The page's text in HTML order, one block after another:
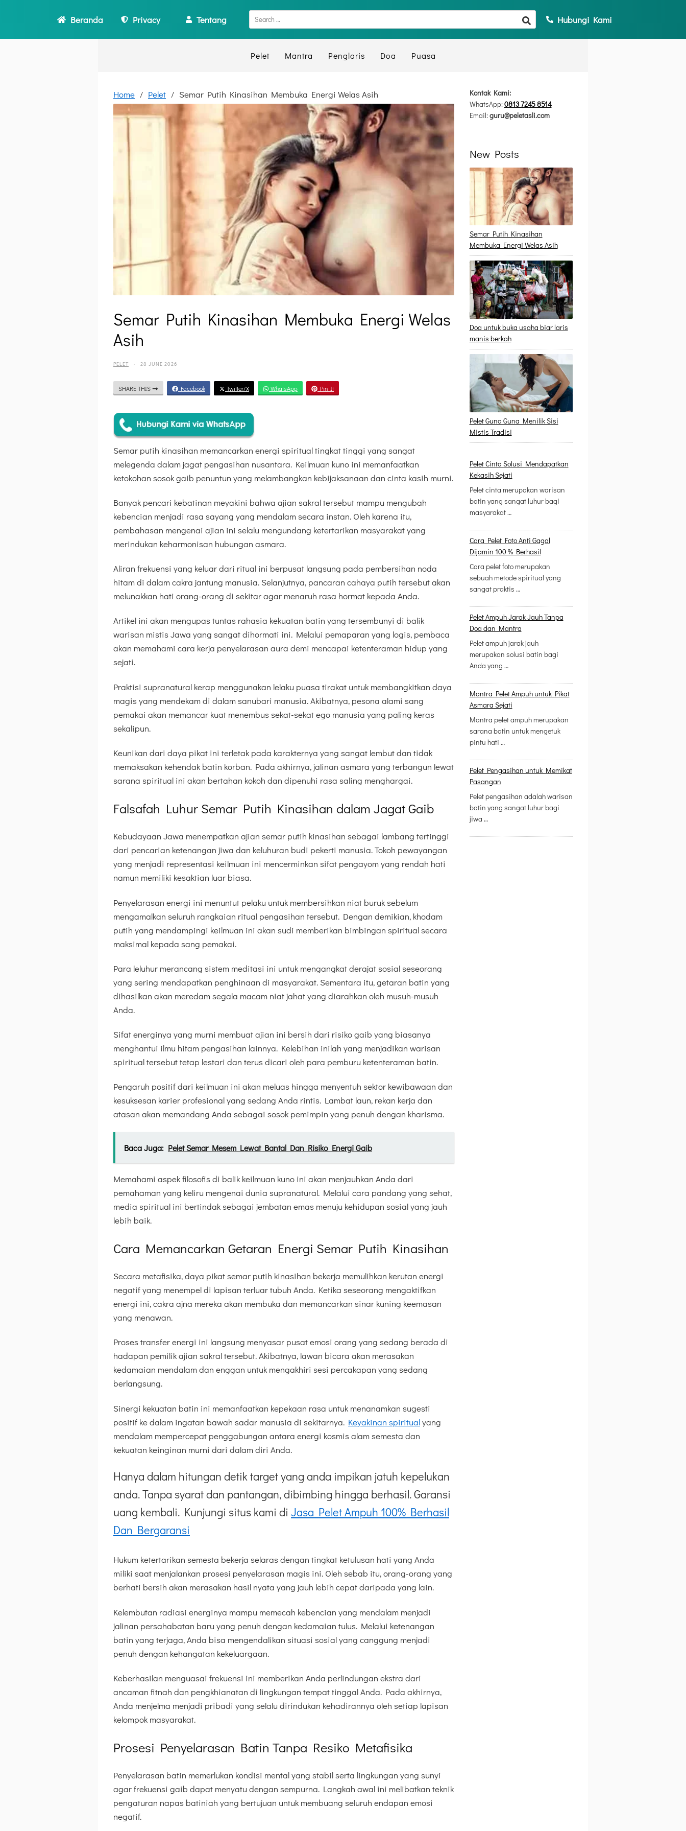
Beranda Privacy Tentang Hubungi Kami
Pelet Mantra Penglaris Doa Puasa
Home Pelet Semar Putih Kinasihan Membuka Energi Welas Asih
Semar Putih Kinasihan Membuka Energi Welas
Asih
PELET · 28 JUNE 2026
SHARE THIS Facebook Twitter/X WhatsApp Pin It
Semar putih kinasihan memancarkan energi spiritual tingkat tinggi yang sangat
melegenda dalam jagat pengasihan nusantara. Keilmuan kuno ini memanfaatkan
ketokohan sosok gaib penuntun yang melambangkan kebijaksanaan dan cinta kasih murni.
Banyak pencari kebatinan meyakini bahwa ajian sakral tersebut mampu mengubah
kebencian menjadi rasa sayang yang mendalam secara instan. Oleh karena itu,
pembahasan mengenai ajian ini selalu mengundang ketertarikan masyarakat yang
merindukan keharmonisan hubungan asmara.
Aliran frekuensi yang keluar dari ritual ini berpusat langsung pada pembersihan noda
hitam di dalam cakra jantung manusia. Selanjutnya, pancaran cahaya putih tersebut akan
melunakkan hati orang-orang di sekitar agar menaruh rasa hormat kepada Anda.
Artikel ini akan mengupas tuntas rahasia kekuatan batin yang tersembunyi di balik
warisan mistis Jawa yang sangat dihormati ini. Melalui pemaparan yang logis, pembaca
akan memahami cara kerja penyelarasan aura demi mencapai ketenteraman hidup yang
sejati.
Praktisi supranatural kerap menggunakan lelaku puasa tirakat untuk membangkitkan daya
magis yang mendekam di dalam sanubari manusia. Akibatnya, pesona alami sang
pemakai akan memancar kuat menembus sekat-sekat ego manusia yang paling keras
sekalipun.
Keunikan dari daya pikat ini terletak pada karakternya yang sangat lembut dan tidak
memaksakan kehendak batin korban. Pada akhirnya, jalinan asmara yang terbangun lewat
sarana spiritual ini akan bertahan kokoh dan dipenuhi rasa saling menghargai.
Falsafah Luhur Semar Putih Kinasihan dalam Jagat Gaib
Kebudayaan Jawa menempatkan ajian semar putih kinasihan sebagai lambang tertinggi
dari pencarian ketenangan jiwa dan keluhuran budi pekerti manusia. Tokoh pewayangan
yang menjadi representasi keilmuan ini mencerminkan sifat pengayom yang rendah hati
namun memiliki kesaktian luar biasa.
Penyelarasan energi ini menuntut pelaku untuk membersihkan niat buruk sebelum
mengamalkan seluruh rangkaian ritual pengasihan tersebut. Dengan demikian, khodam
putih yang mendampingi keilmuan ini akan sudi memberikan bimbingan spiritual secara
maksimal kepada sang pemakai.
Para leluhur merancang sistem meditasi ini untuk mengangkat derajat sosial seseorang
yang sering mendapatkan penghinaan di masyarakat. Sementara itu, getaran batin yang
dihasilkan akan meredam segala macam niat jahat yang diarahkan oleh musuh-musuh
Anda.
Sifat energinya yang murni membuat ajian ini bersih dari risiko gaib yang biasanya
menghantui ilmu hitam pengasihan lainnya. Kelebihan inilah yang menjadikan warisan
spiritual tersebut tetap lestari dan terus dicari oleh para pemburu ketenteraman batin.
Pengaruh positif dari keilmuan ini akan meluas hingga menyentuh sektor kewibawaan dan
kesuksesan karier profesional yang sedang Anda rintis. Lambat laun, rekan kerja dan
atasan akan memandang Anda sebagai sosok pemimpin yang penuh dengan kharisma.
Baca Juga: Pelet Semar Mesem Lewat Bantal Dan Risiko Energi Gaib
Memahami aspek filosofis di balik keilmuan kuno ini akan menjauhkan Anda dari
pemahaman yang keliru mengenai dunia supranatural. Melalui cara pandang yang sehat,
media spiritual ini bertindak sebagai jembatan emas menuju kehidupan sosial yang jauh
lebih baik.
Cara Memancarkan Getaran Energi Semar Putih Kinasihan
Secara metafisika, daya pikat semar putih kinasihan bekerja memulihkan kerutan energi
negatif yang menempel di lapisan terluar tubuh Anda. Ketika seseorang mengaktifkan
energi ini, cakra ajna mereka akan membuka dan memancarkan sinar kuning keemasan
yang menawan.
Proses transfer energi ini langsung menyasar pusat emosi orang yang sedang berada di
hadapan pemilik ajian sakral tersebut. Akibatnya, lawan bicara akan merasakan
kedamaian mendalam dan enggan untuk mengakhiri sesi percakapan yang sedang
berlangsung.
Sinergi kekuatan batin ini memanfaatkan kepekaan rasa untuk menanamkan sugesti
positif ke dalam ingatan bawah sadar manusia di sekitarnya. Keyakinan spiritualyang
mendalam mempercepat penggabungan antara energi kosmis alam semesta dan
kekuatan keinginan murni dari dalam diri Anda.
Hanya dalam hitungan detik target yang anda impikan jatuh kepelukan
anda. Tanpa syarat dan pantangan, dibimbing hingga berhasil. Garansi
uang kembali. Kunjungi situs kami di Jasa Pelet Ampuh 100% Berhasil
Dan Bergaransi
Hukum ketertarikan semesta bekerja selaras dengan tingkat ketulusan hati yang Anda
miliki saat menjalankan prosesi penyelarasan magis ini. Oleh sebab itu, orang-orang yang
berhati bersih akan merasakan hasil nyata yang jauh lebih cepat daripada yang lain.
Kelembutan radiasi energinya mampu memecah kebencian yang mendalam menjadi
jalinan persahabatan baru yang penuh dengan kedamaian tulus. Melalui ketenangan
batin yang terjaga, Anda bisa mengendalikan situasi sosial yang canggung menjadi
penuh dengan kehangatan kekeluargaan.
Keberhasilan menguasai frekuensi ini memberikan Anda perlindungan ekstra dari
ancaman fitnah dan pengkhianatan di lingkungan tempat tinggal Anda. Pada akhirnya,
Anda menjelma menjadi pribadi yang selalu dirindukan kehadirannya oleh setiap lapisan
kelompok masyarakat.
Prosesi Penyelarasan Batin Tanpa Resiko Metafisika
Penyelarasan batin memerlukan kondisi mental yang stabil serta lingkungan yang sunyi
agar frekuensi gaib dapat menyatu dengan sempurna. Langkah awal ini melibatkan teknik
pengaturan napas batiniah yang bertujuan untuk membuang seluruh endapan emosi
negatif.
Kontak Kami:
WhatsApp:0813 7245 8514
Email:guru@peletasli.com
New Posts
Semar Putih Kinasihan
Membuka Energi Welas Asih
Doa untuk buka usaha biar laris
manis berkah
Pelet Guna Guna Menilik Sisi
Mistis Tradisi
Pelet Cinta Solusi Mendapatkan
Kekasih Sejati
Pelet cinta merupakan warisan
batin yang sangat luhur bagi
masyarakat …
Cara Pelet Foto Anti Gagal
Dijamin 100 % Berhasil
Cara pelet foto merupakan
sebuah metode spiritual yang
sangat praktis …
Pelet Ampuh Jarak Jauh Tanpa
Doa dan Mantra
Pelet ampuh jarak jauh
merupakan solusi batin bagi
Anda yang …
Mantra Pelet Ampuh untuk Pikat
Asmara Sejati
Mantra pelet ampuh merupakan
sarana batin untuk mengetuk
pintu hati …
Pelet Pengasihan untuk Memikat
Pasangan
Pelet pengasihan adalah warisan
batin yang sangat luhur bagi
jiwa …